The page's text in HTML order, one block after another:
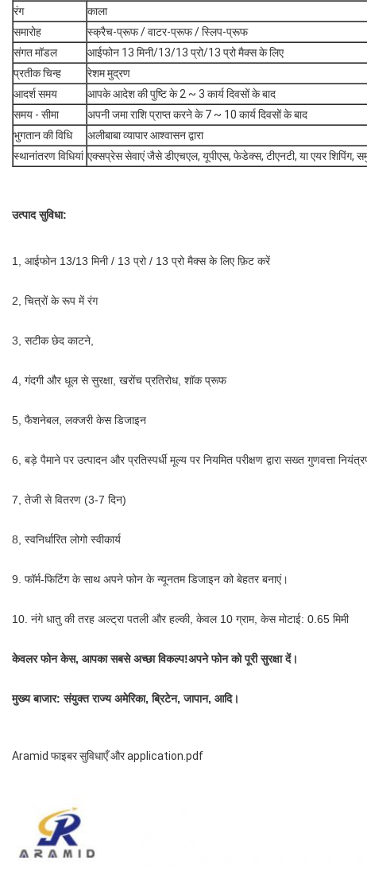
रंग
काला
समारोह
स्क्रैच-प्रूफ / वाटर-प्रूफ / स्लिप-प्रूफ
संगत मॉडल
आईफोन 13 मिनी/13/13 प्रो/13 प्रो मैक्स के लिए
प्रतीक चिन्ह
रेशम मुद्रण
आदर्श समय
आपके आदेश की पुष्टि के 2 ~ 3 कार्य दिवसों के बाद
समय - सीमा
अपनी जमा राशि प्राप्त करने के 7 ~ 10 कार्य दिवसों के बाद
भुगतान की विधि
अलीबाबा व्यापार आश्वासन द्वारा
स्थानांतरण विधियां एक्सप्रेस सेवाएं जैसे डीएचएल, यूपीएस, फेडेक्स, टीएनटी, या एयर शिपिंग,
उत्पाद सुविधा:
1, आईफोन 13/13 मिनी / 13 प्रो / 13 प्रो मैक्स के लिए फ़िट करें
2, चित्रों के रूप में रंग
3, सटीक छेद काटने,
4, गंदगी और धूल से सुरक्षा, खरोंच प्रतिरोध, शॉक प्रूफ
5, फैशनेबल, लक्जरी केस डिजाइन
6, बड़े पैमाने पर उत्पादन और प्रतिस्पर्धी मूल्य पर नियमित परीक्षण द्वारा सख्त गुणवत्ता
7, तेजी से वितरण (3-7 दिन)
8, स्वनिर्धारित लोगो स्वीकार्य
9. फॉर्म-फिटिंग के साथ अपने फोन के न्यूनतम डिजाइन को बेहतर बनाएं।
10. नंगे धातु की तरह अल्ट्रा पतली और हल्की, केवल 10 ग्राम, केस मोटाई: 0.65 मिमी
केवलर फोन केस, आपका सबसे अच्छा विकल्प!अपने फोन को पूरी सुरक्षा दें।
मुख्य बाजार: संयुक्त राज्य अमेरिका, ब्रिटेन, जापान, आदि।
Aramid फाइबर सुविधाएँ और application.pdf